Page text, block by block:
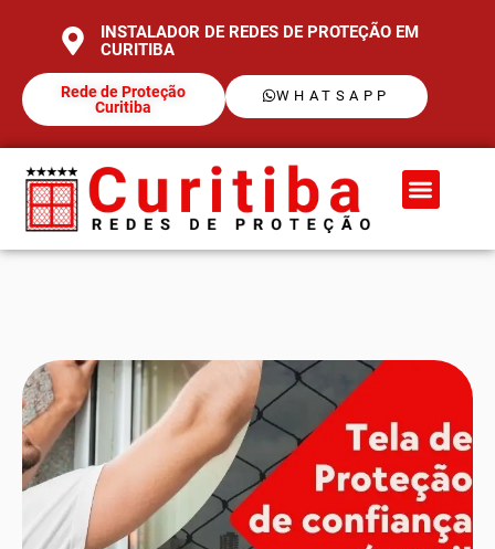
INSTALADOR DE REDES DE PROTEÇÃO EM
CURITIBA
Rede de Proteção
Curitiba
WHATSAPP